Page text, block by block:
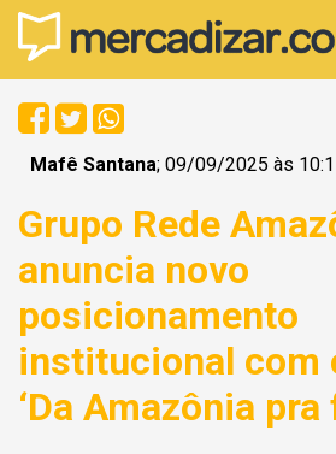
Mafê Santana; 09/09/2025 às
Grupo Rede
anuncia novo
posicionamento
institucional com
‘Da Amazônia pra